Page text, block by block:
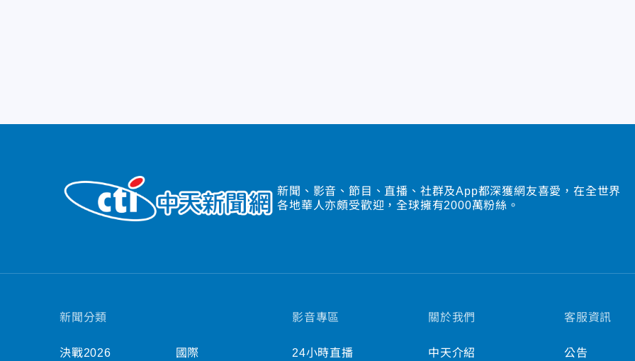
新聞、影音、節目、直播、社群及App都深獲網友喜愛，在全世界
各地華人亦頗受歡迎，全球擁有2000萬粉絲。
新聞分類
決戰2026
國際
影音專區
24小時直播
關於我們
中天介紹
客服資訊
公告